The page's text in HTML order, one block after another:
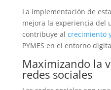
La implementación de
mejora la experiencia del
contribuye al crecimiento
PYMES en el entorno
Maximizando la
redes sociales